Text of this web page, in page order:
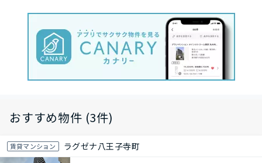
おすすめ物件 (3件)
賃貸マンション ラグゼナ八王子寺町